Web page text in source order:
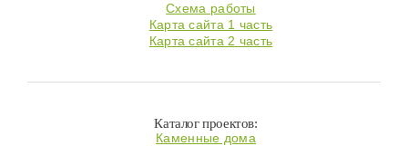
Схема работы
Карта сайта 1 часть
Карта сайта 2 часть
Каталог проектов:
Каменные дома